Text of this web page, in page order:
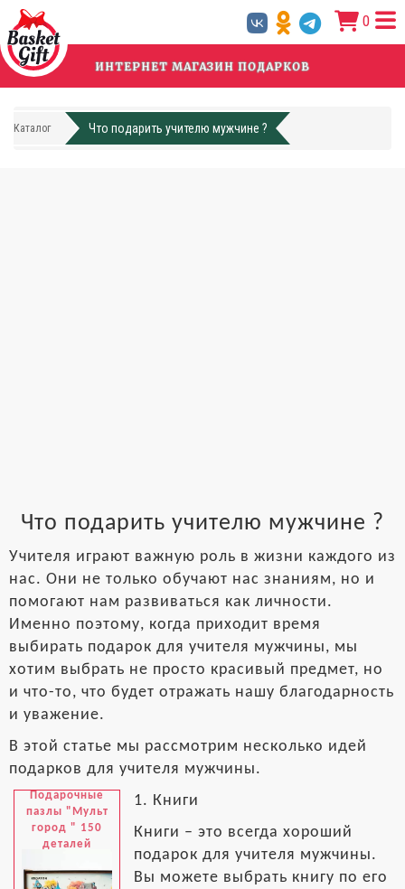
Перейти
основному
содержанию
0
ИНТЕРНЕТ МАГАЗИН ПОДАРКОВ
Каталог Что подарить учителю мужчине ?
Что подарить учителю мужчине ?
Учителя играют важную роль в жизни каждого из
нас. Они не только обучают нас знаниям, но и
помогают нам развиваться как личности.
Именно поэтому, когда приходит время
выбирать подарок для учителя мужчины, мы
хотим выбрать не просто красивый предмет, но
и что-то, что будет отражать нашу благодарность
и уважение.
В этой статье мы рассмотрим несколько идей
подарков для учителя мужчины.
Подарочные
пазлы "Мульт
город " 150
деталей
1. Книги
Книги – это всегда хороший
подарок для учителя мужчины.
Вы можете выбрать книгу по его